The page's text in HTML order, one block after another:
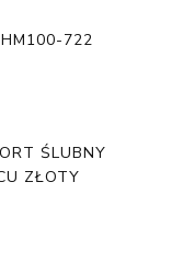
722
ŚLUBNY
ZŁOTY